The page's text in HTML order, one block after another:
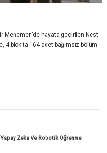
Menemen’de hayata geçirilen Nest
4 blok ta 164 adet bağımsız bölüm
Zeka Ve Robotik Öğrenme